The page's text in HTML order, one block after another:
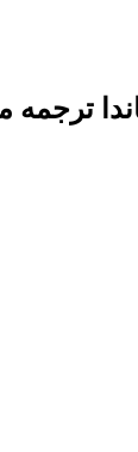
ترجمه